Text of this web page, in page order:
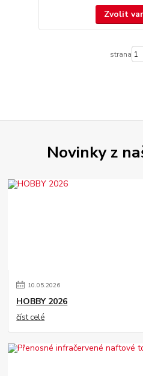
Zvolit
strana
Novinky z
10.05.2026
HOBBY 2026
číst celé